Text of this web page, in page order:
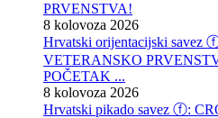
PRVENSTVA!
8 kolovoza 2026
Hrvatski orijentacijski savez
VETERANSKO
POČETAK ...
8 kolovoza 2026
Hrvatski pikado savez ⓕ: